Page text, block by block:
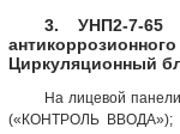
3. УНП2-7-65
Циркуляционный
На лицевой
(«КОНТРОЛЬ ВВОДА»); -